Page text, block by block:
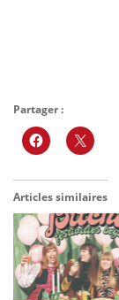
Partager :
Articles similaires